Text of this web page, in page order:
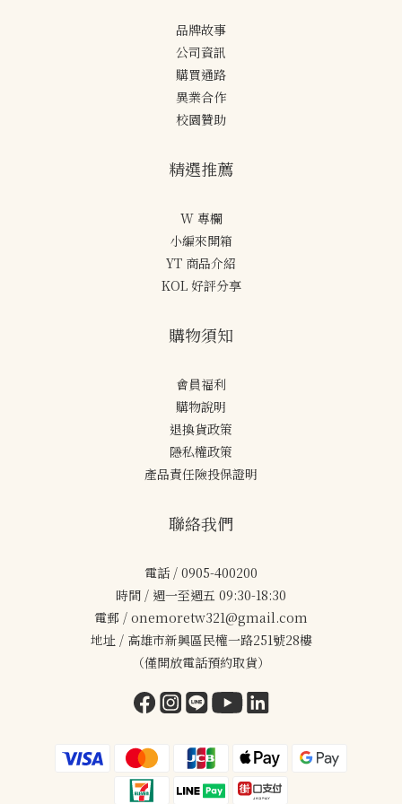
品牌故事
公司資訊
購買通路
異業合作
校園贊助
精選推薦
W 專欄
小編來開箱
YT 商品介紹
KOL 好評分享
購物須知
會員福利
購物說明
退換貨政策
隱私權政策
產品責任險投保證明
聯絡我們
電話 / 0905-400200
時間 / 週一至週五 09:30-18:30
電郵 / onemoretw321@gmail.com
地址 / 高雄市新興區民權一路251號28樓
（僅開放電話預約取貨）